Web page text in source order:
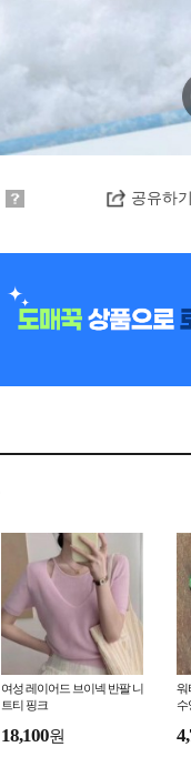
공유하기
여성 레이어드 브이넥 반팔 니
트티 핑크
18,100원
워
수